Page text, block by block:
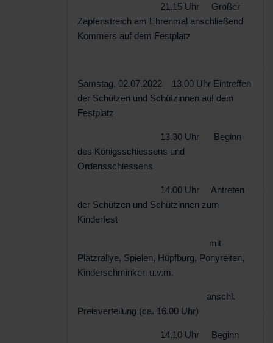
21.15 Uhr Großer
Zapfenstreich am Ehrenmal anschließend
Kommers auf dem Festplatz
Samstag, 02.07.2022 13.00 Uhr Eintreffen
der Schützen und Schützinnen auf dem
Festplatz
13.30 Uhr Beginn
des Königsschiessens und
Ordensschiessens
14.00 Uhr Antreten
der Schützen und Schützinnen zum
Kinderfest
mit
Platzrallye, Spielen, Hüpfburg, Ponyreiten,
Kinderschminken u.v.m.
anschl.
Preisverteilung (ca. 16.00 Uhr)
14.10 Uhr Beginn